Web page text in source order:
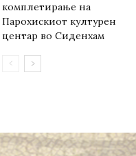
комплетирање на
Парохискиот културен
центар во Сиденхам